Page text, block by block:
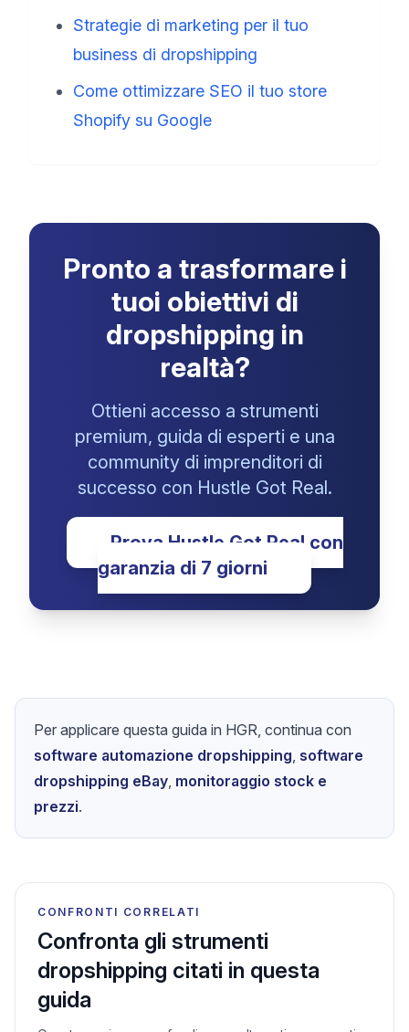
Strategie di marketing per il tuo
business di dropshipping
Come ottimizzare SEO il tuo store
Shopify su Google
Pronto a trasformare i
tuoi obiettivi di
dropshipping in
realtà?
Ottieni accesso a strumenti
premium, guida di esperti e una
community di imprenditori di
successo con Hustle Got Real.
Prova Hustle Got Real con
garanzia di 7 giorni
Per applicare questa guida in HGR, continua con
software automazione dropshipping, software
dropshipping eBay, monitoraggio stock e
prezzi.
CONFRONTI CORRELATI
Confronta gli strumenti
dropshipping citati in questa
guida